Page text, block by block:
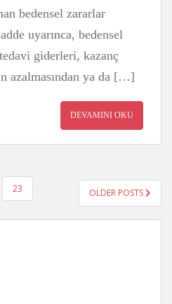
bedensel zararlar
uyarınca, bedensel
giderleri, kazanç
azalmasından ya da […]
DEVAMINI OKU
23 OLDER POSTS